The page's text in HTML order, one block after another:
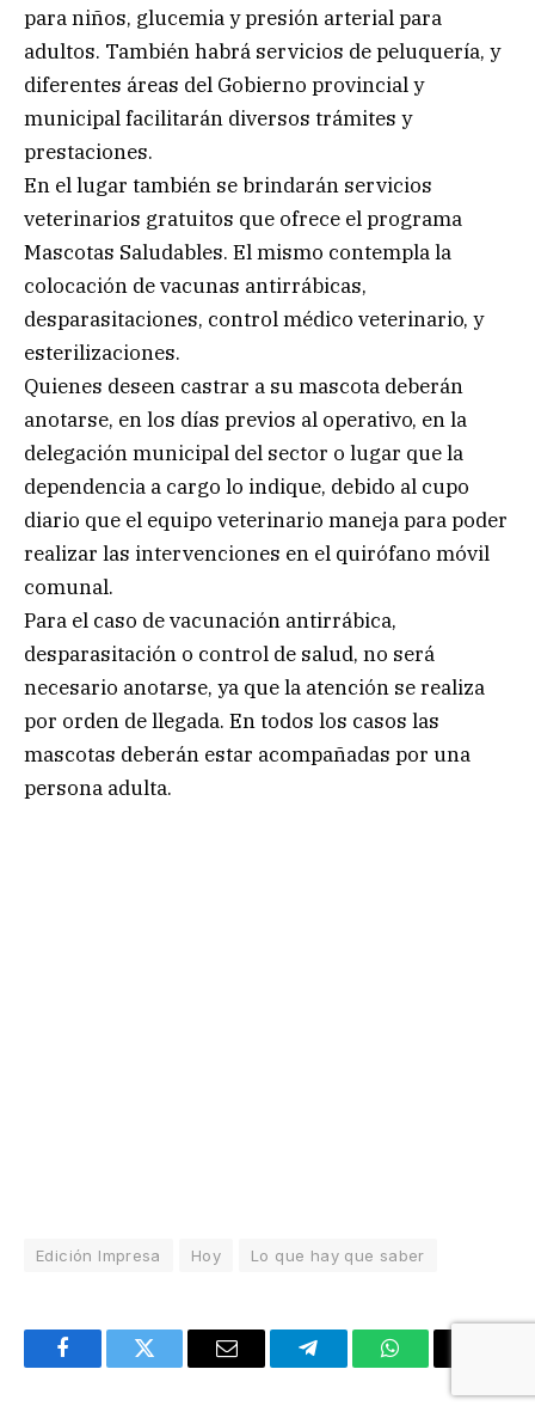
para niños, glucemia y presión arterial para
adultos. También habrá servicios de peluquería, y
diferentes áreas del Gobierno provincial y
municipal facilitarán diversos trámites y
prestaciones.
En el lugar también se brindarán servicios
veterinarios gratuitos que ofrece el programa
Mascotas Saludables. El mismo contempla la
colocación de vacunas antirrábicas,
desparasitaciones, control médico veterinario, y
esterilizaciones.
Quienes deseen castrar a su mascota deberán
anotarse, en los días previos al operativo, en la
delegación municipal del sector o lugar que la
dependencia a cargo lo indique, debido al cupo
diario que el equipo veterinario maneja para poder
realizar las intervenciones en el quirófano móvil
comunal.
Para el caso de vacunación antirrábica,
desparasitación o control de salud, no será
necesario anotarse, ya que la atención se realiza
por orden de llegada. En todos los casos las
mascotas deberán estar acompañadas por una
persona adulta.
Edición Impresa Hoy Lo que hay que saber
FacebookTwitter Email TelegramWhatsApp
Link